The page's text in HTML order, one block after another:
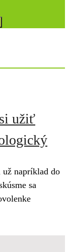
užiť
už napríklad do
sa